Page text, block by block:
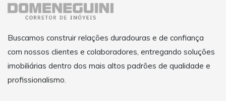
Buscamos construir relações duradouras e de confiança
com nossos clientes e colaboradores, entregando soluções
imobiliárias dentro dos mais altos padrões de qualidade e
profissionalismo.